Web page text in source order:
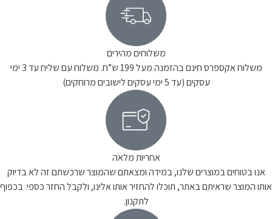
משלוחים מהירים
משלוח אקספרס חינם בהזמנה מעל 199 ש”ח. משלוח עם שליח עד 3 ימי
עסקים (עד 5 ימי עסקים לישובים מרוחקים)
אחריות מלאה
אנו בטוחים במוצרים שלנו, במידה ומצאתם שהמוצר שרכשתם זה לא בדיוק
אותו המוצר שראיתם באתר, תוכלו להחזיר אותו אלינו, ולקבל החזר כספי. בכפוף
לתקנון.